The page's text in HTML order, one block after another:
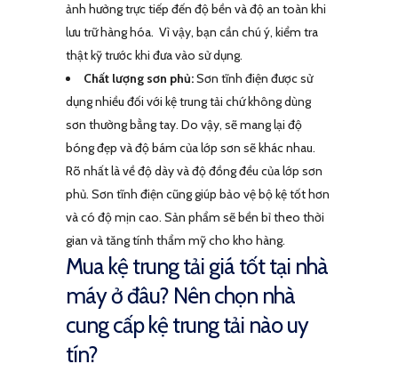
ảnh hưởng trực tiếp đến độ bền và độ an toàn khi
lưu trữ hàng hóa. Vì vậy, bạn cần chú ý, kiểm tra
thật kỹ trước khi đưa vào sử dụng.
Chất lượng sơn phủ:Sơn tĩnh điện được sử
dụng nhiều đối với kệ trung tải chứ không dùng
sơn thường bằng tay. Do vậy, sẽ mang lại độ
bóng đẹp và độ bám của lớp sơn sẽ khác nhau.
Rõ nhất là về độ dày và độ đồng đều của lớp sơn
phủ. Sơn tĩnh điện cũng giúp bảo vệ bộ kệ tốt hơn
và có độ mịn cao. Sản phẩm sẽ bền bỉ theo thời
gian và tăng tính thẩm mỹ cho kho hàng.
Mua kệ trung tải giá tốt tại nhà
máy ở đâu? Nên chọn nhà
cung cấp kệ trung tải nào uy
tín?